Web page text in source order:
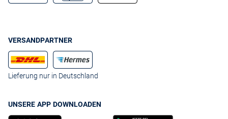
VERSANDPARTNER
Lieferung nur in Deutschland
UNSERE APP DOWNLOADEN